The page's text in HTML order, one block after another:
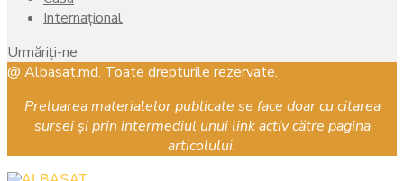
Internațional
Urmăriți-ne
Facebook
Instagram
Youtube
@ Albasat.md. Toate drepturile rezervate.
Preluarea materialelor publicate se face doar cu citarea
sursei și prin intermediul unui link activ către pagina
articolului.